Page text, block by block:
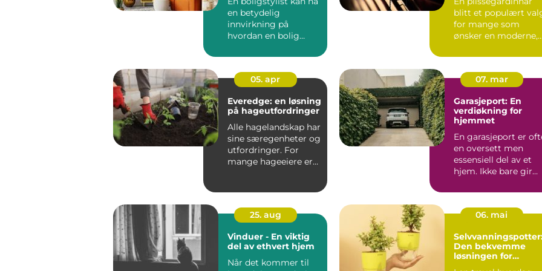
en betydelig
innvirkning på
hvordan en bolig
blitt et populært
for mange som
ønsker en moderne,
05. apr
Everedge: en løsning
på hageutfordringer
Alle hagelandskap har
sine særegenheter og
utfordringer. For
mange hageeiere er
07. mar
Garasjeport: En
verdiøkning for
hjemmet
En garasjeport er
en oversett men
essensiell del av et
hjem. Ikke bare gir
25. aug
Vinduer - En viktig
del av ethvert hjem
Når det kommer til
06. mai
Den bekvemme
løsningen for